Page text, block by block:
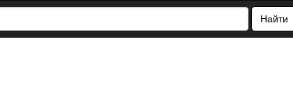
Найти